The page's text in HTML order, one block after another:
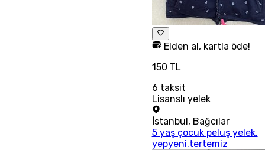
Elden al, kartla öde!
150 TL
6 taksit
Lisanslı yelek
İstanbul, Bağcılar
5 yaş çocuk peluş yelek.
yepyeni.tertemiz